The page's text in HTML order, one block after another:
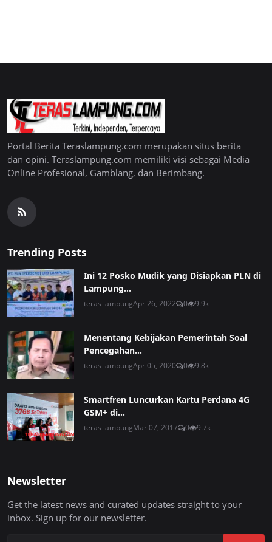
Portal Berita Teraslampung.com merupakan situs berita
dan opini. Teraslampung.com memiliki visi sebagai Media
Online Profesional, Gamblang, dan Berimbang.
Trending Posts
Ini 12 Posko Mudik yang Disiapkan PLN di
Lampung...
teras lampungApr 26, 2022 0 9.9k
Menentang Kebijakan Pemerintah Soal
Pencegahan...
teras lampungApr 05, 2020 0 9.8k
Smartfren Luncurkan Kartu Perdana 4G
GSM+ di...
teras lampungMar 07, 2017 0 9.7k
Newsletter
Get the latest news and curated updates straight to your
inbox. Sign up for our newsletter.